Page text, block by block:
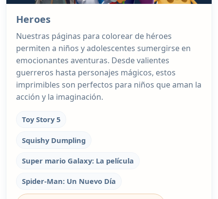
Heroes
Nuestras páginas para colorear de héroes
permiten a niños y adolescentes sumergirse en
emocionantes aventuras. Desde valientes
guerreros hasta personajes mágicos, estos
imprimibles son perfectos para niños que aman la
acción y la imaginación.
Toy Story 5
Squishy Dumpling
Super mario Galaxy: La película
Spider-Man: Un Nuevo Día